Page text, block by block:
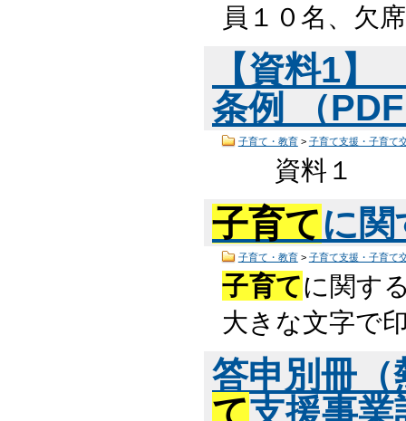
員１０名、欠
【資料1
条例 （
子育て・教育> 子育て支援・子育て
資料１
子育てに
子育て・教育> 子育て支援・子育て
子育てに関す
大きな文字で
答申別冊（
て支援事業